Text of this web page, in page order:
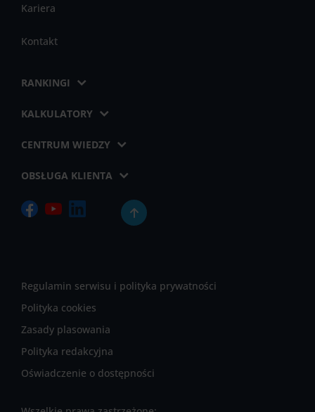
Kariera
Kontakt
RANKINGI
KALKULATORY
CENTRUM WIEDZY
OBSŁUGA KLIENTA
Regulamin serwisu i polityka prywatności
Polityka cookies
Zasady plasowania
Polityka redakcyjna
Oświadczenie o dostępności